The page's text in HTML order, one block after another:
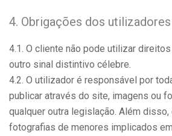
4. Obrigações dos utilizadores
4.1. O cliente não pode utilizar
outro sinal distintivo célebre.
4.2. O utilizador é responsável por
publicar através do site, imagens ou
qualquer outra legislação. Além
fotografias de menores implicados